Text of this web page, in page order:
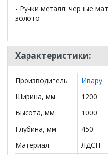
- Ручки металл: черные
золото
*Дополнительную
Комод Николь 8
телефону+79292022735.
**Цены на официальном
действительны только
могут отличаться от цен
салонах сети!
Характеристики:
Производитель
Ивару
Ширина, мм
1200
Высота, мм
1000
Глубина, мм
450
Материал
ЛДСП